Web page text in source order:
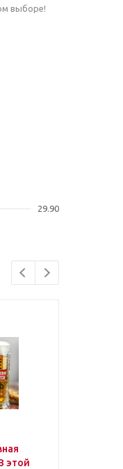
выборе!
29.90
этой